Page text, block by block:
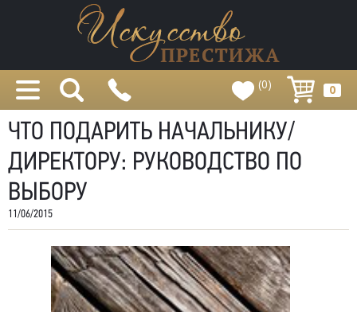
(0) 0
ЧТО ПОДАРИТЬ НАЧАЛЬНИКУ/
ДИРЕКТОРУ: РУКОВОДСТВО ПО
ВЫБОРУ
11/06/2015